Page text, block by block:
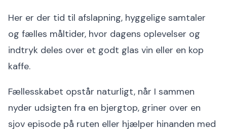
Her er der tid til afslapning, hyggelige samtaler
og fælles måltider, hvor dagens oplevelser og
indtryk deles over et godt glas vin eller en kop
kaffe.
Fællesskabet opstår naturligt, når I sammen
nyder udsigten fra en bjergtop, griner over en
sjov episode på ruten eller hjælper hinanden med